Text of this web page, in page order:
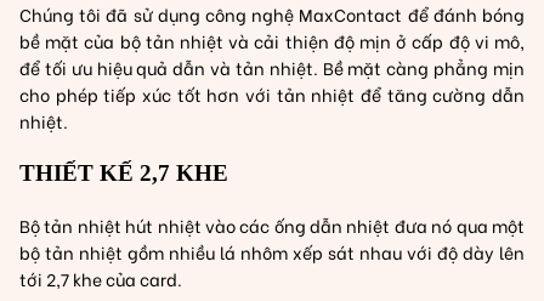
Chúng tôi đã sử dụng công nghệ MaxContact để đánh bóng
bề mặt của bộ tản nhiệt và cải thiện độ mịn ở cấp độ vi mô,
để tối ưu hiệu quả dẫn và tản nhiệt. Bề mặt càng phẳng mịn
cho phép tiếp xúc tốt hơn với tản nhiệt để tăng cường dẫn
nhiệt.
THIẾT KẾ 2,7 KHE
Bộ tản nhiệt hút nhiệt vào các ống dẫn nhiệt đưa nó qua một
bộ tản nhiệt gồm nhiều lá nhôm xếp sát nhau với độ dày lên
tới 2,7 khe của card.